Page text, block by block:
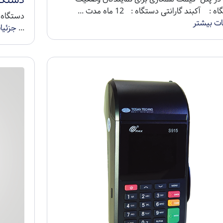
: آکبند گارانتی دستگاه : 12 ماه مدت ...
بیشتر
...